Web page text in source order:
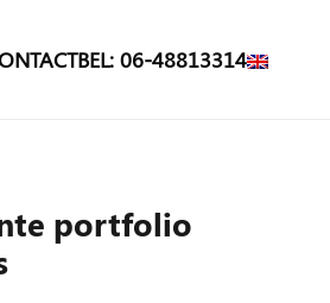
BEL: 06-48813314
portfolio